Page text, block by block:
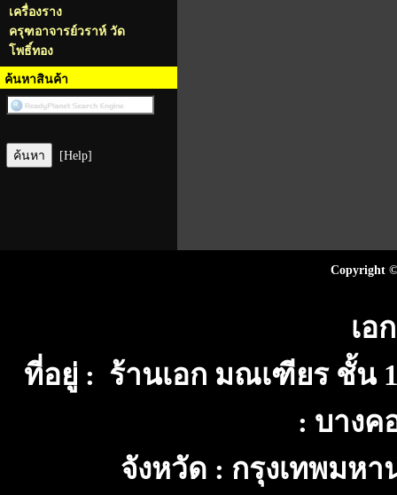
เครื่องราง
ครุฑอาจารย์วราห์ วัด
โพธิ์ทอง
ค้นหาสินค้า
[Help]
Copyright ©
เอ
ที่อยู่ : ร้านเอก มณเฑียร ชั้น
: บางค
จังหวัด : กรุงเทพมห